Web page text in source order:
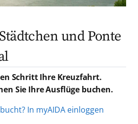
und Ponte
Schritt Ihre Kreuzfahrt.
Sie Ihre Ausflüge buchen.
In myAIDA einloggen